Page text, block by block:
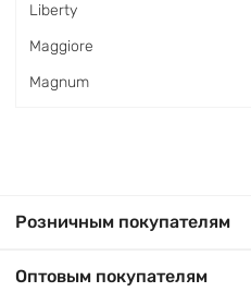
Liberty
Maggiore
Magnum
Розничным покупателям
Оптовым покупателям